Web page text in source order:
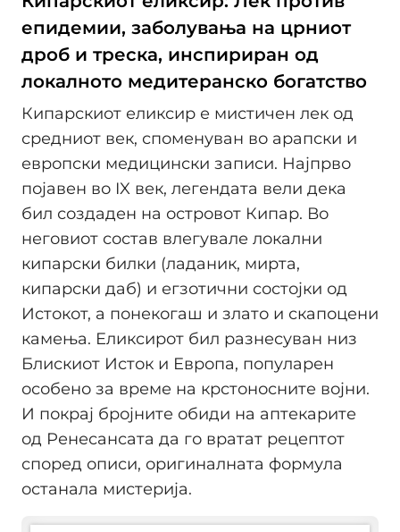
епидемии, заболувања на црниот
дроб и треска, инспириран од
локалното медитеранско богатство
Кипарскиот еликсир е мистичен лек од
средниот век, споменуван во арапски и
европски медицински записи. Најпрво
појавен во IX век, легендата вели дека
бил создаден на островот Кипар. Во
неговиот состав влегувале локални
кипарски билки (ладаник, мирта,
кипарски даб) и егзотични состојки од
Истокот, а понекогаш и злато и скапоцени
камења. Еликсирот бил разнесуван низ
Блискиот Исток и Европа, популарен
особено за време на крстоносните војни.
И покрај бројните обиди на аптекарите
од Ренесансата да го вратат рецептот
според описи, оригиналната формула
останала мистерија.